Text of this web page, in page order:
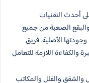
أحدث التقنيات
الصعبة من جميع
الأصلية. فريق
والكفاءة اللازمة للتعامل
والشقق والفلل والمكاتب